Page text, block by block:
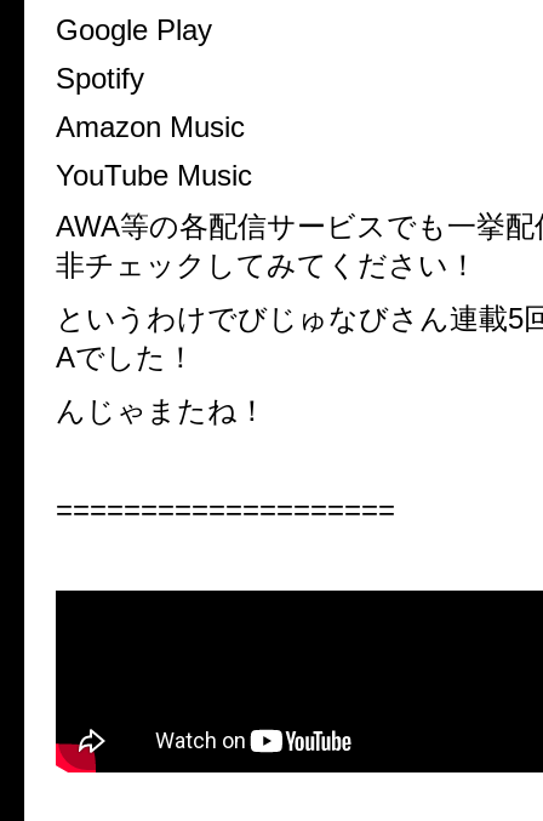
Google Play
Spotify
Amazon Music
YouTube Music
AWA等の各配信サービスでも一挙
非チェックしてみてください！
というわけでびじゅなびさん連載5
Aでした！
んじゃまたね！
====================